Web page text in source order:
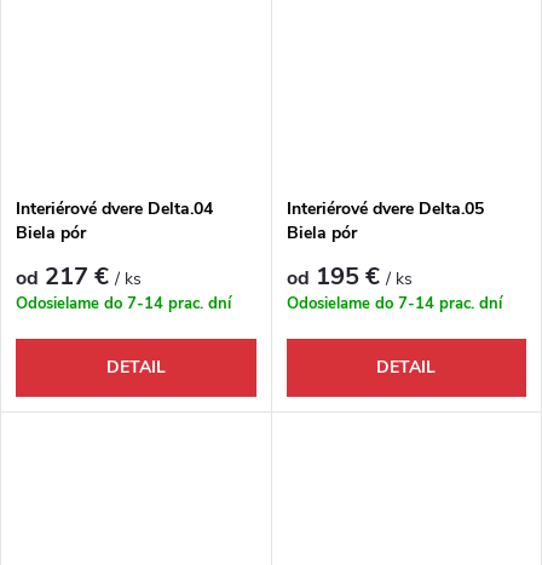
Interiérové dvere Delta.04
Biela pór
od 217 €/ ks
Odosielame do 7-14 prac. dní
DETAIL
Interiérové dvere Delta.05
Biela pór
od 195 €/ ks
Odosielame do 7-14 prac. dní
DETAIL